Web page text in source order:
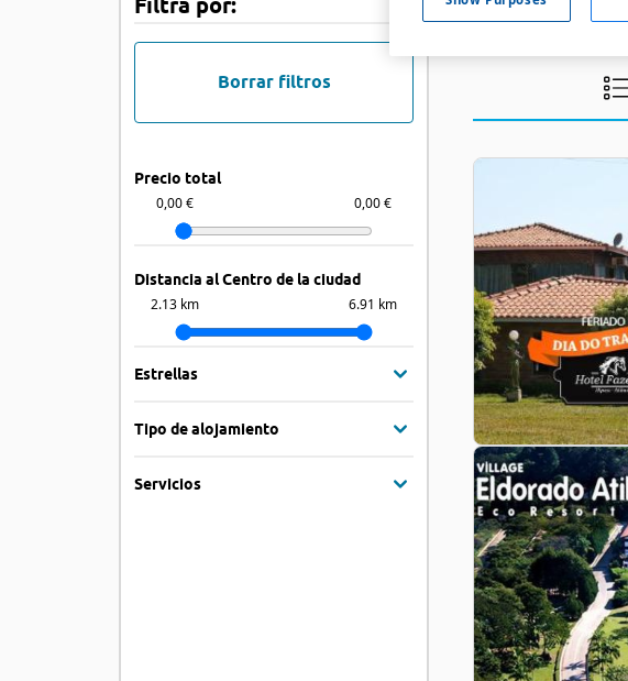
Filtra por:
Borrar filtros
Precio total
0,00 € 0,00 €
Distancia al Centro de la ciudad
2.13 km 6.91 km
Estrellas
Tipo de alojamiento
Servicios